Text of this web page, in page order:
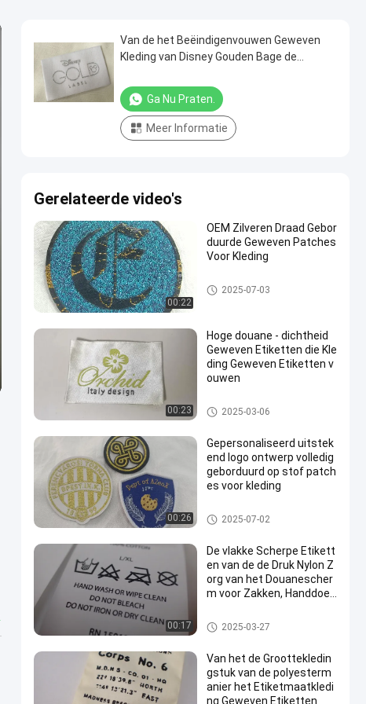
Van de het Beëindigenvouwen Geweven
Kleding van Disney Gouden Bage de
Ga Nu Praten.
Meer Informatie
Gerelateerde video's
00:22
OEM Zilveren Draad Gebor
duurde Geweven Patches
Voor Kleding
Geweven Kledingsetiketten
2025-07-03
00:23
Hoge douane - dichtheid
Geweven Etiketten die Kle
ding Geweven Etiketten v
ouwen
Geweven Kledingsetiketten
2025-03-06
00:26
Gepersonaliseerd uitstek
end logo ontwerp volledig
geborduurd op stof patch
es voor kleding
Geweven Kledingsetiketten
2025-07-02
00:17
De vlakke Scherpe Etikett
en van de de Druk Nylon Z
org van het Douanescher
m voor Zakken, Handdoek
Geweven Kledingsetiketten
2025-03-27
Van het de Groottekledin
gstuk van de polyesterm
anier het Etiketmaatkledi
ng Geweven Etiketten